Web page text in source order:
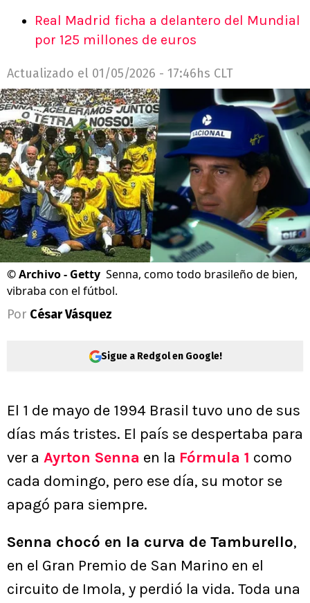
Real Madrid ficha a delantero del Mundial
por 125 millones de euros
Actualizado el 01/05/2026 - 17:46hs CLT
©Archivo - Getty Senna, como todo brasileño de bien,
vibraba con el fútbol.
Por César Vásquez
Sigue a Redgol en Google!
El 1 de mayo de 1994 Brasil tuvo uno de sus
días más tristes. El país se despertaba para
ver a Ayrton Senna en la Fórmula 1 como
cada domingo, pero ese día, su motor se
apagó para siempre.
Senna chocó en la curva de Tamburello,
en el Gran Premio de San Marino en el
circuito de Imola, y perdió la vida. Toda una